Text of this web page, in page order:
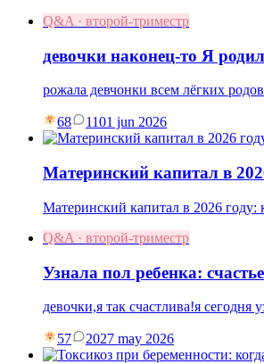
Q&A · второй-триместр
девочки наконец-то Я
рожала девчонки всем лёгких родов
68 1101 jun 2026
Материнский капитал в
Материнский капитал в 2026 году:
Q&A · второй-триместр
Узнала пол ребенка:
девочки,я так счастлива!я
57 2027 may 2026